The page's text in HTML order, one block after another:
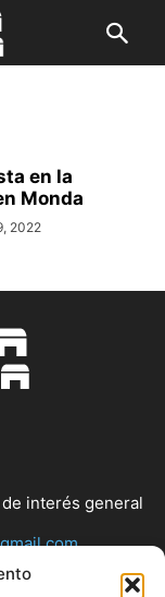
en la
Monda
2022
interés general